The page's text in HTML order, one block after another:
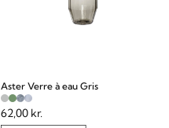
Aster Verre à eau Gris
62,00 kr.